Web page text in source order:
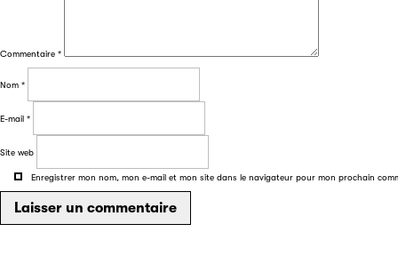
Commentaire *
Nom *
E-mail *
Site web
Enregistrer mon nom, mon e-mail et mon site dans le navigateur pour mon prochain